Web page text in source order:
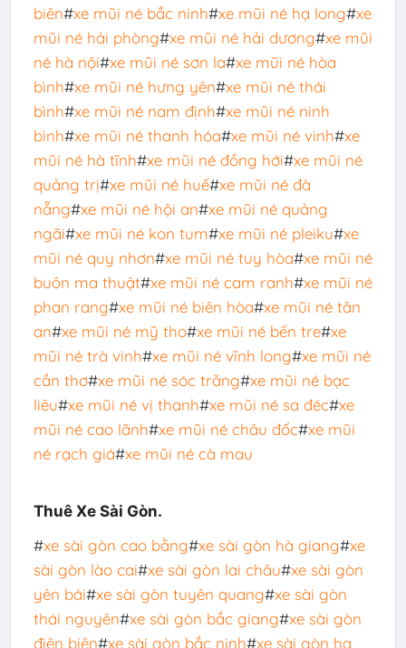
biên#xe mũi né bắc ninh#xe mũi né hạ long#xe
mũi né hải phòng#xe mũi né hải dương#xe mũi
né hà nội#xe mũi né sơn la#xe mũi né hòa
bình#xe mũi né hưng yên#xe mũi né thái
bình#xe mũi né nam định#xe mũi né ninh
bình#xe mũi né thanh hóa#xe mũi né vinh#xe
mũi né hà tĩnh#xe mũi né đồng hới#xe mũi né
quảng trị#xe mũi né huế#xe mũi né đà
nẵng#xe mũi né hội an#xe mũi né quảng
ngãi#xe mũi né kon tum#xe mũi né pleiku#xe
mũi né quy nhơn#xe mũi né tuy hòa#xe mũi né
buôn ma thuật#xe mũi né cam ranh#xe mũi né
phan rang#xe mũi né biên hòa#xe mũi né tân
an#xe mũi né mỹ tho#xe mũi né bến tre#xe
mũi né trà vinh#xe mũi né vĩnh long#xe mũi né
cần thơ#xe mũi né sóc trăng#xe mũi né bạc
liêu#xe mũi né vị thanh#xe mũi né sa đéc#xe
mũi né cao lãnh#xe mũi né châu đốc#xe mũi
né rạch giá#xe mũi né cà mau
Thuê Xe Sài Gòn.
#xe sài gòn cao bằng#xe sài gòn hà giang#xe
sài gòn lào cai#xe sài gòn lai châu#xe sài gòn
yên bái#xe sài gòn tuyên quang#xe sài gòn
thái nguyên#xe sài gòn bắc giang#xe sài gòn
điện biên#xe sài gòn bắc ninh#xe sài gòn hạ